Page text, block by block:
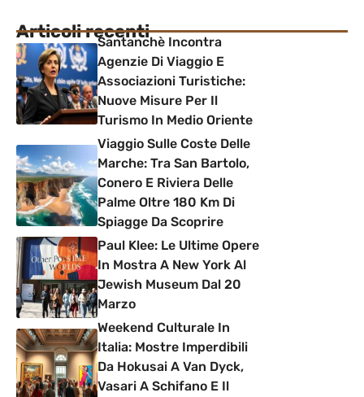
Articoli recentiSantanchè Incontra
Agenzie Di Viaggio E
Associazioni Turistiche:
Nuove Misure Per Il
Turismo In Medio Oriente
Viaggio Sulle Coste Delle
Marche: Tra San Bartolo,
Conero E Riviera Delle
Palme Oltre 180 Km Di
Spiagge Da Scoprire
Paul Klee: Le Ultime Opere
In Mostra A New York Al
Jewish Museum Dal 20
Marzo
Weekend Culturale In
Italia: Mostre Imperdibili
Da Hokusai A Van Dyck,
Vasari A Schifano E Il